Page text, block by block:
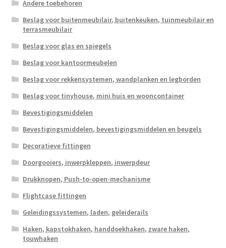
Scheepvaart
Andere toebehoren
Beslag voor buitenmeubilair, buitenkeuken, tuinmeubilair en
terrasmeubilair
Beslag voor glas en spiegels
Beslag voor kantoormeubelen
Beslag voor rekkensystemen, wandplanken en legborden
Beslag voor tinyhouse, mini huis en wooncontainer
Bevestigingsmiddelen
Bevestigingsmiddelen, bevestigingsmiddelen en beugels
Decoratieve fittingen
Doorgooiers, inwerpkleppen, inwerpdeur
Drukknopen, Push-to-open-mechanisme
Flightcase fittingen
Geleidingssystemen, laden, geleiderails
Haken, kapstokhaken, handdoekhaken, zware haken,
touwhaken